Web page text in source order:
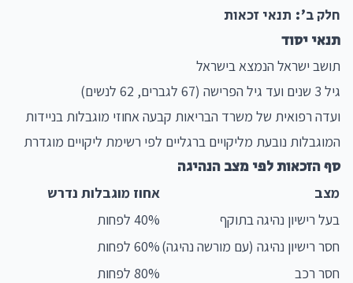
חלק ב': תנאי זכאות
תנאי יסוד
תושב ישראל הנמצא בישראל
גיל 3 שנים ועד גיל הפרישה (67 לגברים, 62 לנשים)
ועדה רפואית של משרד הבריאות קבעה אחוזי מוגבלות בניידות
המוגבלות נובעת מליקויים ברגליים לפי רשימת ליקויים מוגדרת
סף הזכאות לפי מצב הנהיגה
מצב
אחוז מוגבלות נדרש
בעל רישיון נהיגה בתוקף
40% לפחות
חסר רישיון נהיגה (עם מורשה נהיגה)60% לפחות
חסר רכב
80% לפחות